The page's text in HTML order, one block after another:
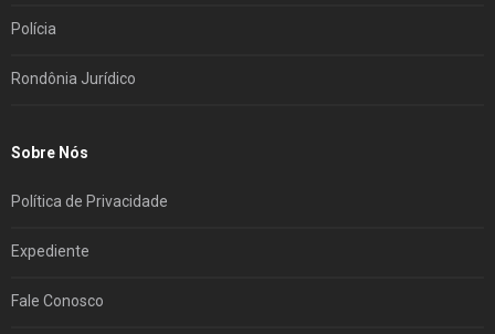
Polícia
Rondônia Jurídico
Sobre Nós
Política de Privacidade
Expediente
Fale Conosco